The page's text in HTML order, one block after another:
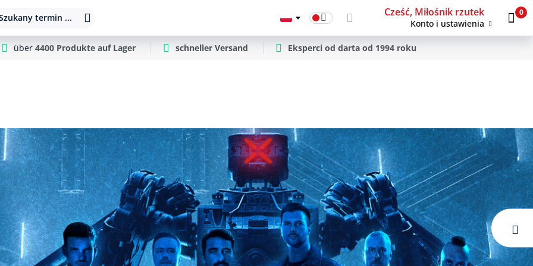
termin ... Cześć, Miłośnik rzutek
Konto i ustawienia
0
über 4400 Produkte auf Lager schneller Versand Eksperci od darta od 1994 roku